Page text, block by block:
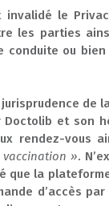
invalidé le
les parties
conduite ou
de
et son
rendez-vous
vaccination ».
que la
d’accès